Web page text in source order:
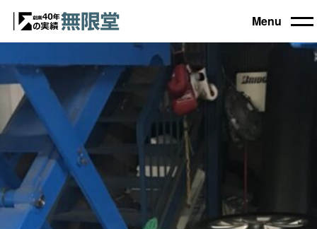
トップ
買取機器一覧▼
自動車設備機械
工作機械
農業・林業機械
建設機械・土木機械
木工機械
買取実績
会社概要
コラム
Menu